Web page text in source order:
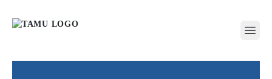
open